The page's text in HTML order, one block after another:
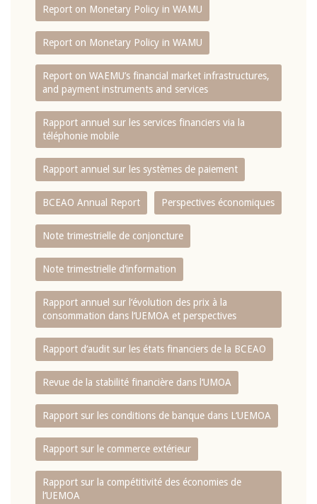
Report on Monetary Policy in WAMU
Report on Monetary Policy in WAMU
Report on WAEMU’s financial market infrastructures,
and payment instruments and services
Rapport annuel sur les services financiers via la
téléphonie mobile
Rapport annuel sur les systèmes de paiement
BCEAO Annual Report Perspectives économiques
Note trimestrielle de conjoncture
Note trimestrielle d‘information
Rapport annuel sur l‘évolution des prix à la
consommation dans l‘UEMOA et perspectives
Rapport d‘audit sur les états financiers de la BCEAO
Revue de la stabilité financière dans l‘UMOA
Rapport sur les conditions de banque dans L‘UEMOA
Rapport sur le commerce extérieur
Rapport sur la compétitivité des économies de
l‘UEMOA